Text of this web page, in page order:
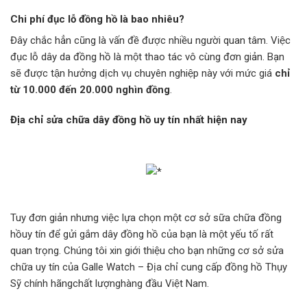
Chi phí đục lỗ đồng hồ là bao nhiêu?
Đây chắc hẳn cũng là vấn đề được nhiều người quan tâm. Việc
đục lỗ dây da đồng hồ là một thao tác vô cùng đơn giản. Bạn
sẽ được tận hưởng dịch vụ chuyên nghiệp này với mức giá chỉ
từ 10.000 đến 20.000 nghìn đồng.
Địa chỉ sửa chữa dây đồng hồ uy tín nhất hiện nay
Tuy đơn giản nhưng việc lựa chọn một cơ sở sữa chữa đồng
hồuy tín để gửi gắm dây đồng hồ của bạn là một yếu tố rất
quan trọng. Chúng tôi xin giới thiệu cho bạn những cơ sở sửa
chữa uy tín của Galle Watch – Địa chỉ cung cấp đồng hồ Thụy
Sỹ chính hãngchất lượnghàng đầu Việt Nam.